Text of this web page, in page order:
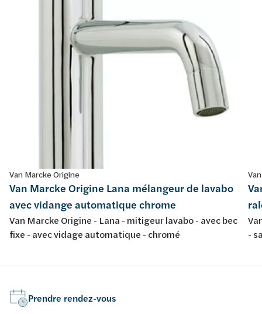
Van Marcke Origine
Van Marcke Origine Lana mélangeur de lavabo
avec vidange automatique chrome
Van Marcke Origine - Lana - mitigeur lavabo - avec bec
fixe - avec vidage automatique - chromé
-
Prendre rendez-vous